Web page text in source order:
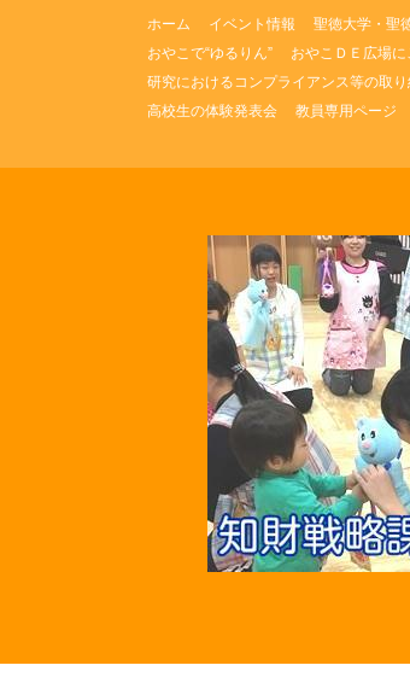
ス
ホーム イベント情報 聖徳大学・聖
おやこで“ゆるりん”
おやこＤＥ広場
研究におけるコンプライアンス等の取
高校生の体験発表会
教員専用ページ